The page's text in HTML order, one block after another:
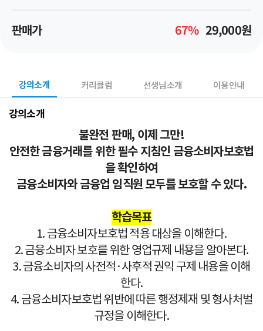
판매가 67% 29,000원
강의소개 커리큘럼 선생님소개 이용안내
강의소개
불완전 판매, 이제 그만!
안전한 금융거래를 위한 필수 지침인 금융소비자보호법
을 확인하여
금융소비자와 금융업 임직원 모두를 보호할 수 있다.
학습목표
1. 금융소비자보호법 적용 대상을 이해한다.
2. 금융소비자 보호를 위한 영업규제 내용을 알아본다.
3. 금융소비자의 사전적·사후적 권익 구제 내용을 이해
한다.
4. 금융소비자보호법 위반에 따른 행정제재 및 형사처벌
규정을 이해한다.